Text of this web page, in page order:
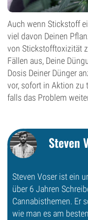
Auch wenn Stickstoff
viel davon Deinen
von Stickstofftoxizität
Fällen aus, Deine
Dosis Deiner Dünger
vor, sofort in Aktion zu
falls das Problem
Steven
Steven Voser ist ein
über 6 Jahren
Cannabisthemen. Er
wie man es am